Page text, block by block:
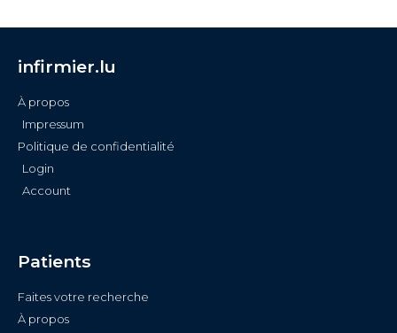
infirmier.lu
À propos
Impressum
Politique de confidentialité
Login
Account
Patients
Faites votre recherche
À propos